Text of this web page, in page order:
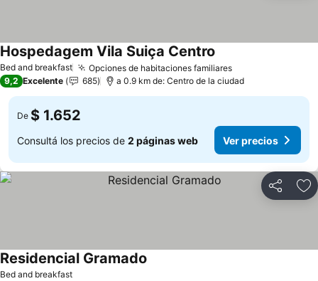
Bed and breakfast Opciones de habitaciones familiares
Hospedagem Vila Suiça Centro
9,2 Excelente 685 a 0.9 km de: Centro de la ciudad
De $ 1.652
Consultá los precios de 2 páginas web Ver precios
Compartir
Bed and breakfast
Residencial Gramado